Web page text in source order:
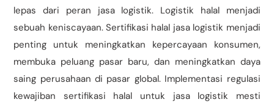
lepas dari peran jasa logistik. Logistik halal menjadi
sebuah keniscayaan. Sertifikasi halal jasa logistik menjadi
penting untuk meningkatkan kepercayaan konsumen,
membuka peluang pasar baru, dan meningkatkan daya
saing perusahaan di pasar global. Implementasi regulasi
kewajiban sertifikasi halal untuk jasa logistik mesti